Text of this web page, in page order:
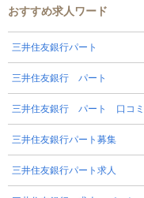
おすすめ求人ワード
三井住友銀行パート
三井住友銀行 パート
三井住友銀行 パート 口コミ
三井住友銀行パート募集
三井住友銀行パート求人